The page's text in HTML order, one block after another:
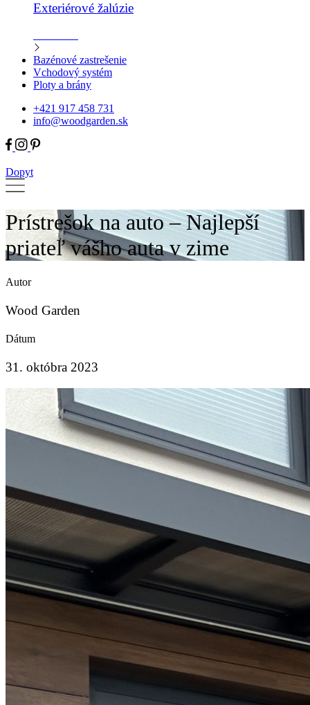
Exteriérové žalúzie
Bazénové zastrešenie
Vchodový systém
Ploty a brány
+421 917 458 731
info@woodgarden.sk
Dopyt
Prístrešok na auto – Najlepší
priateľ vášho auta v zime
Autor
Wood Garden
Dátum
31. októbra 2023